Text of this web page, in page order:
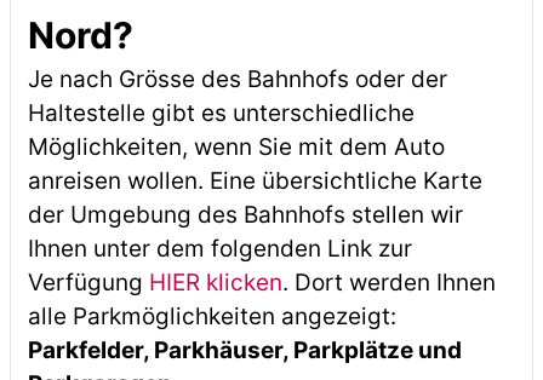
Nord?
Je nach Grösse des Bahnhofs oder der
Haltestelle gibt es unterschiedliche
Möglichkeiten, wenn Sie mit dem Auto
anreisen wollen. Eine übersichtliche Karte
der Umgebung des Bahnhofs stellen wir
Ihnen unter dem folgenden Link zur
Verfügung HIER klicken. Dort werden Ihnen
alle Parkmöglichkeiten angezeigt:
Parkfelder, Parkhäuser, Parkplätze und